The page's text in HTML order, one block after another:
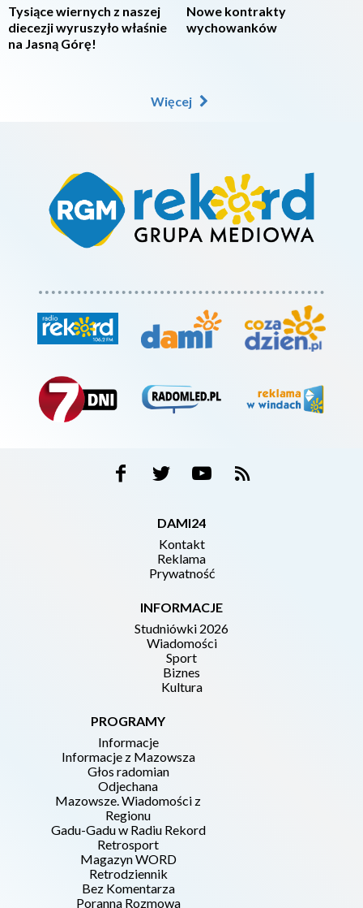
Tysiące wiernych z naszej
diecezji wyruszyło właśnie
na Jasną Górę!
Nowe kontrakty
wychowanków
Więcej
DAMI24
Kontakt
Reklama
Prywatność
INFORMACJE
Studniówki 2026
Wiadomości
Sport
Biznes
Kultura
PROGRAMY
Informacje
Informacje z Mazowsza
Głos radomian
Odjechana
Mazowsze. Wiadomości z
Regionu
Gadu-Gadu w Radiu Rekord
Retrosport
Magazyn WORD
Retrodziennik
Bez Komentarza
Poranna Rozmowa